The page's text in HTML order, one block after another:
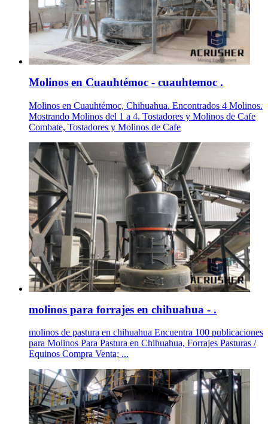
Molinos en Cuauhtémoc - cuauhtemoc .
Molinos en Cuauhtémoc, Chihuahua. Encontrados 4 Molinos.
Mostrando Molinos del 1 a 4. Tostadores y Molinos de Cafe
Combate, Tostadores y Molinos de Cafe
molinos para forrajes en chihuahua - .
molinos de pastura en chihuahua Encuentra 100 publicaciones
para Molinos Para Pastura en Chihuahua, Forrajes Pasturas /
Equinos Compra Venta; ...